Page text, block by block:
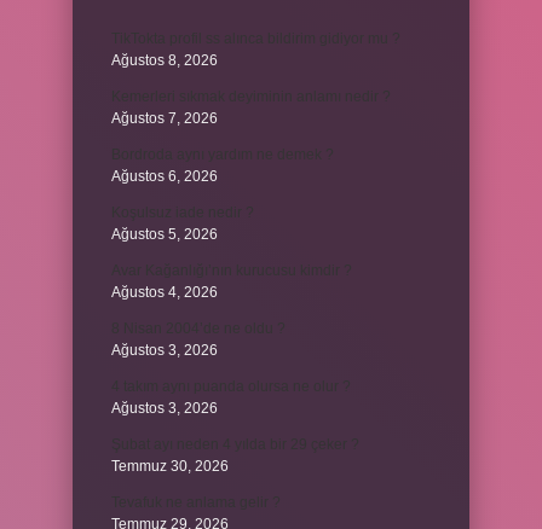
Ağustos 8, 2026
Ağustos 7, 2026
Ağustos 6, 2026
Ağustos 5, 2026
Ağustos 4, 2026
Ağustos 3, 2026
Ağustos 3, 2026
Temmuz 30, 2026
Temmuz 29, 2026